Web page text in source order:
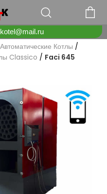
Котлы /
Classico / Faci 645